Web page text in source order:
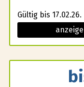
Gültig bis 17.02.26.